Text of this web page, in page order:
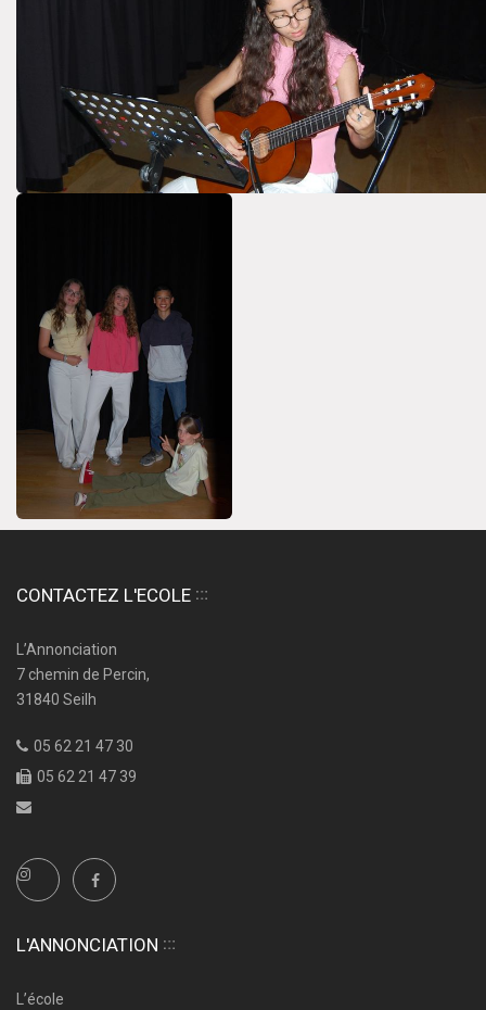
CONTACTEZ L'ECOLE
L’Annonciation
7 chemin de Percin,
31840 Seilh
05 62 21 47 30
05 62 21 47 39
L'ANNONCIATION
L’école